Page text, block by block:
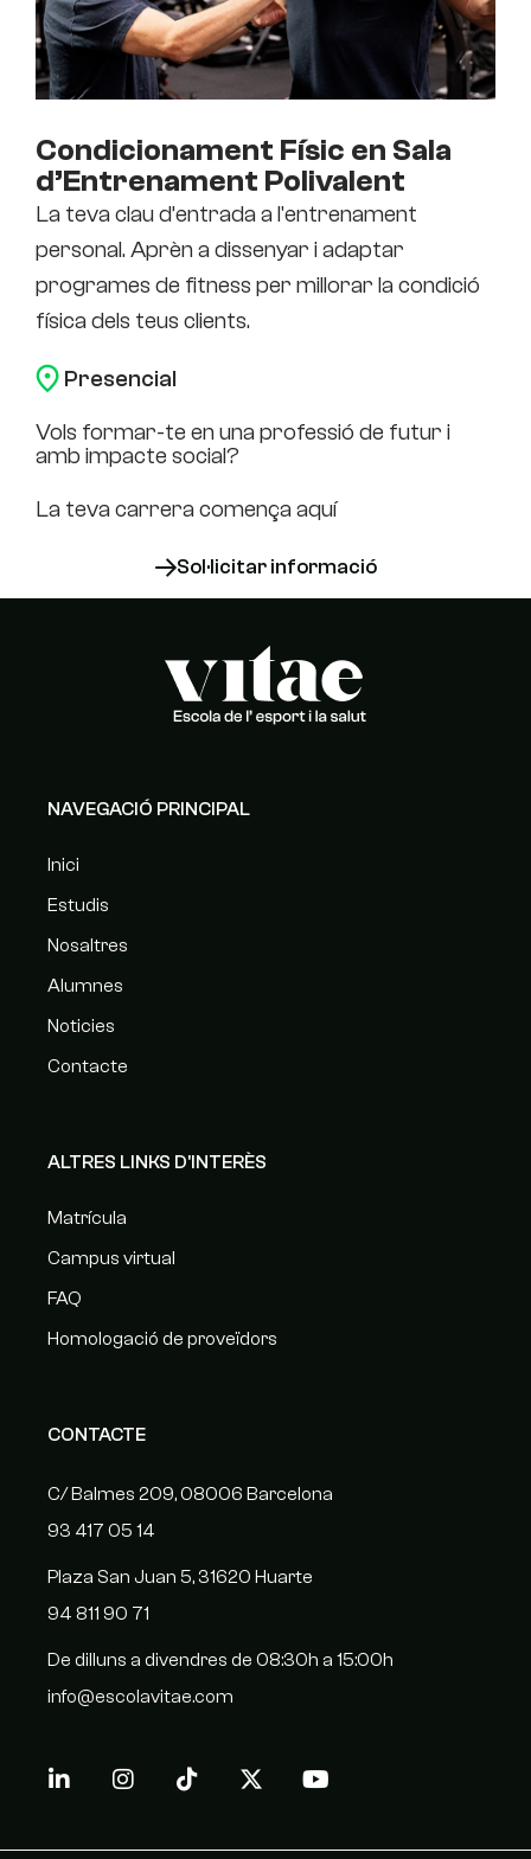
Condicionament Físic en Sala
d’Entrenament Polivalent
La teva clau d’entrada a l'entrenament
personal. Aprèn a dissenyar i adaptar
programes de fitness per millorar la condició
física dels teus clients.
Presencial
Vols formar-te en una professió de futur i
amb impacte social?
La teva carrera comença aquí
Sol·licitar informació
NAVEGACIÓ PRINCIPAL
Inici
Estudis
Nosaltres
Alumnes
Noticies
Contacte
ALTRES LINKS D'INTERÈS
Matrícula
Campus virtual
FAQ
Homologació de proveïdors
CONTACTE
C/ Balmes 209, 08006 Barcelona
93 417 05 14
Plaza San Juan 5, 31620 Huarte
94 811 90 71
De dilluns a divendres de 08:30h a 15:00h
info@escolavitae.com